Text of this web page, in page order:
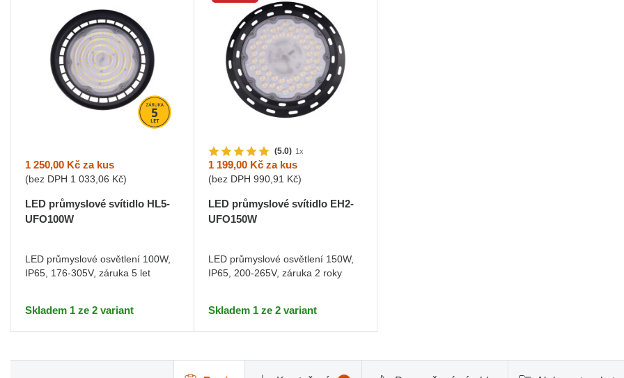
1 250,00 Kč za kus
(bez DPH 1 033,06 Kč)
LED průmyslové svítidlo HL5-
UFO100W
LED průmyslové osvětlení 100W,
IP65, 176-305V, záruka 5 let
Skladem 1 ze 2 variant
(5.0) 1x
1 199,00 Kčza kus
(bez DPH 990,91 Kč)
LED průmyslové svítidlo EH2-
UFO150W
LED průmyslové osvětlení 150W,
IP65, 200-265V, záruka 2 roky
Skladem 1 ze 2 variant